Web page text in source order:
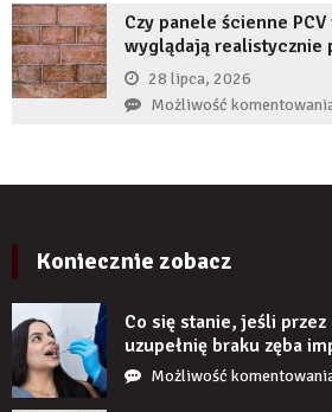
Czy panele ścienne
wyglądają realistycznie
28 lipca, 2026
Możliwość
Koniecznie zobacz
Co się stanie, jeśli przez
uzupełnię braku zęba
Możliwość